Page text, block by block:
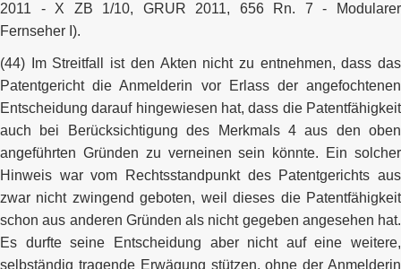
2011 - X ZB 1/10, GRUR 2011, 656 Rn. 7 - Modularer
Fernseher I).
(44) Im Streitfall ist den Akten nicht zu entnehmen, dass das
Patentgericht die Anmelderin vor Erlass der angefochtenen
Entscheidung darauf hingewiesen hat, dass die Patentfähigkeit
auch bei Berücksichtigung des Merkmals 4 aus den oben
angeführten Gründen zu verneinen sein könnte. Ein solcher
Hinweis war vom Rechtsstandpunkt des Patentgerichts aus
zwar nicht zwingend geboten, weil dieses die Patentfähigkeit
schon aus anderen Gründen als nicht gegeben angesehen hat.
Es durfte seine Entscheidung aber nicht auf eine weitere,
selbständig tragende Erwägung stützen, ohne der Anmelderin